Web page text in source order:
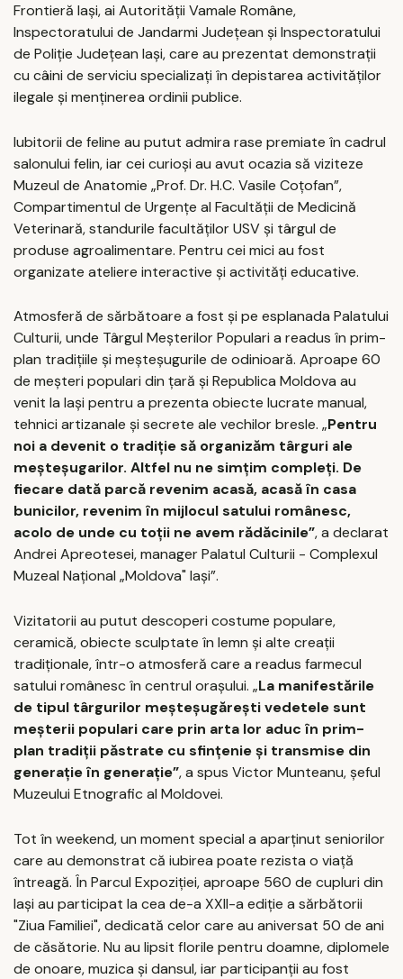
Frontieră Iaşi, ai Autorităţii Vamale Române,
Inspectoratului de Jandarmi Judeţean şi Inspectoratului
de Poliţie Judeţean Iaşi, care au prezentat demonstraţii
cu câini de serviciu specializaţi în depistarea activităţilor
ilegale şi menţinerea ordinii publice.
Iubitorii de feline au putut admira rase premiate în cadrul
salonului felin, iar cei curioşi au avut ocazia să viziteze
Muzeul de Anatomie „Prof. Dr. H.C. Vasile Coţofan”,
Compartimentul de Urgenţe al Facultăţii de Medicină
Veterinară, standurile facultăţilor USV şi târgul de
produse agroalimentare. Pentru cei mici au fost
organizate ateliere interactive şi activităţi educative.
Atmosferă de sărbătoare a fost şi pe esplanada Palatului
Culturii, unde Târgul Meşterilor Populari a readus în prim-
plan tradiţiile şi meşteşugurile de odinioară. Aproape 60
de meşteri populari din ţară şi Republica Moldova au
venit la Iaşi pentru a prezenta obiecte lucrate manual,
tehnici artizanale şi secrete ale vechilor bresle. „Pentru
noi a devenit o tradiţie să organizăm târguri ale
meşteşugarilor. Altfel nu ne simţim compleţi. De
fiecare dată parcă revenim acasă, acasă în casa
bunicilor, revenim în mijlocul satului românesc,
acolo de unde cu toţii ne avem rădăcinile”, a declarat
Andrei Apreotesei, manager Palatul Culturii - Complexul
Muzeal Naţional „Moldova" Iaşi”.
Vizitatorii au putut descoperi costume populare,
ceramică, obiecte sculptate în lemn şi alte creaţii
tradiţionale, într-o atmosferă care a readus farmecul
satului românesc în centrul oraşului. „La manifestările
de tipul târgurilor meşteşugăreşti vedetele sunt
meşterii populari care prin arta lor aduc în prim-
plan tradiţii păstrate cu sfinţenie şi transmise din
generaţie în generaţie”, a spus Victor Munteanu, şeful
Muzeului Etnografic al Moldovei.
Tot în weekend, un moment special a aparţinut seniorilor
care au demonstrat că iubirea poate rezista o viaţă
întreagă. În Parcul Expoziţiei, aproape 560 de cupluri din
Iaşi au participat la cea de-a XXII-a ediţie a sărbătorii
"Ziua Familiei", dedicată celor care au aniversat 50 de ani
de căsătorie. Nu au lipsit florile pentru doamne, diplomele
de onoare, muzica şi dansul, iar participanţii au fost